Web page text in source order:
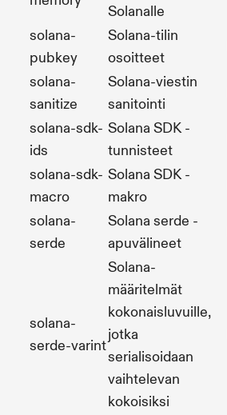
Solanalle
solana-
pubkey
Solana-tilin
osoitteet
solana-
sanitize
Solana-viestin
sanitointi
solana-sdk-
ids
Solana SDK -
tunnisteet
solana-sdk-
macro
Solana SDK -
makro
solana-
serde
Solana serde -
apuvälineet
solana-
serde-varint
Solana-
määritelmät
kokonaisluvuille,
jotka
serialisoidaan
vaihtelevan
kokoisiksi